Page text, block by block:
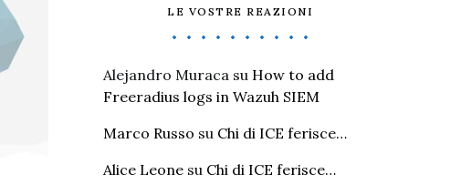
LE VOSTRE REAZIONI
Alejandro Muraca su How to add
Freeradius logs in Wazuh SIEM
Marco Russo su Chi di ICE ferisce…
Alice Leone su Chi di ICE ferisce…